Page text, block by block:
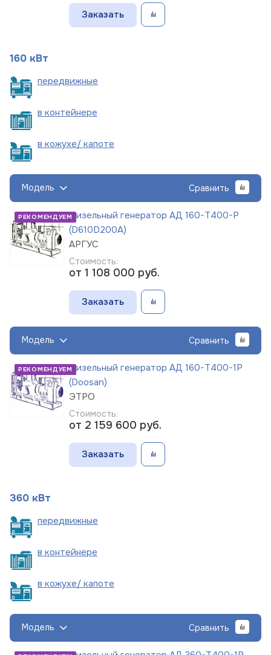
Заказать
160 кВт
передвижные
в контейнере
в кожухе/ капоте
Модель Сравнить
РЕКОМЕНДУЕМДизельный генератор АД 160-Т400-Р
(D610D200A)
АРГУС
Стоимость:
от 1 108 000 руб.
Заказать
Модель Сравнить
РЕКОМЕНДУЕМДизельный генератор АД 160-Т400-1Р
(Doosan)
ЭТРО
Стоимость:
от 2 159 600 руб.
Заказать
360 кВт
передвижные
в контейнере
в кожухе/ капоте
Модель Сравнить